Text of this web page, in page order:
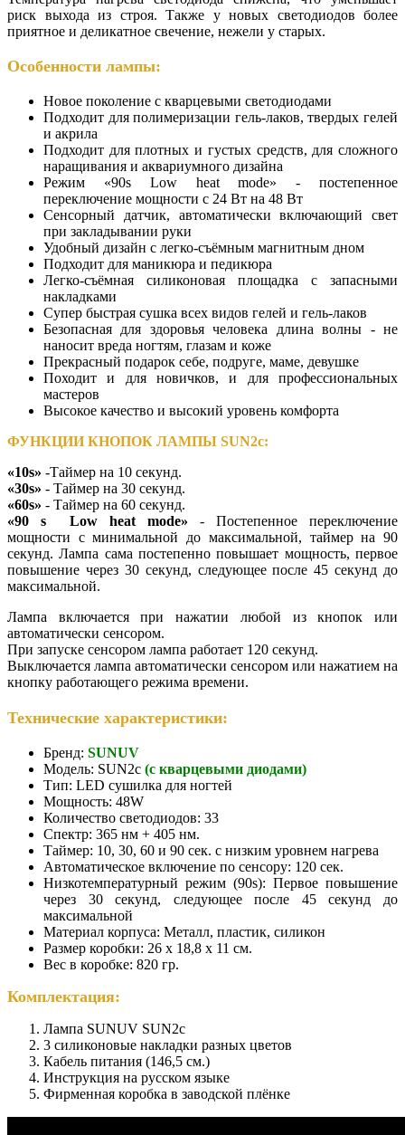
риск выхода из строя. Также у новых светодиодов более
приятное и деликатное свечение, нежели у старых.
Особенности лампы:
Новое поколение с кварцевыми светодиодами
Подходит для полимеризации гель-лаков, твердых гелей
и акрила
Подходит для плотных и густых средств, для сложного
наращивания и аквариумного дизайна
Режим «90s Low heat mode» - постепенное
переключение мощности с 24 Вт на 48 Вт
Сенсорный датчик, автоматически включающий свет
при закладывании руки
Удобный дизайн с легко-съёмным магнитным дном
Подходит для маникюра и педикюра
Легко-съёмная силиконовая площадка с запасными
накладками
Супер быстрая сушка всех видов гелей и гель-лаков
Безопасная для здоровья человека длина волны - не
наносит вреда ногтям, глазам и коже
Прекрасный подарок себе, подруге, маме, девушке
Походит и для новичков, и для профессиональных
мастеров
Высокое качество и высокий уровень комфорта
ФУНКЦИИ КНОПОК ЛАМПЫ SUN2c:
«10s» -Таймер на 10 секунд.
«30s» - Таймер на 30 секунд.
«60s» - Таймер на 60 секунд.
«90 s Low heat mode» - Постепенное переключение
мощности с минимальной до максимальной, таймер на 90
секунд. Лампа сама постепенно повышает мощность, первое
повышение через 30 секунд, следующее после 45 секунд до
максимальной.
Лампа включается при нажатии любой из кнопок или
автоматически сенсором.
При запуске сенсором лампа работает 120 секунд.
Выключается лампа автоматически сенсором или нажатием на
кнопку работающего режима времени.
Технические характеристики:
Бренд: SUNUV
Модель: SUN2c (с кварцевыми диодами)
Тип: LED сушилка для ногтей
Мощность: 48W
Количество светодиодов: 33
Спектр: 365 нм + 405 нм.
Таймер: 10, 30, 60 и 90 сек. с низким уровнем нагрева
Автоматическое включение по сенсору: 120 сек.
Низкотемпературный режим (90s): Первое повышение
через 30 секунд, следующее после 45 секунд до
максимальной
Материал корпуса: Металл, пластик, силикон
Размер коробки: 26 x 18,8 x 11 см.
Вес в коробке: 820 гр.
Комплектация:
Лампа SUNUV SUN2c
3 силиконовые накладки разных цветов
Кабель питания (146,5 см.)
Инструкция на русском языке
Фирменная коробка в заводской плёнке